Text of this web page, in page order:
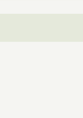
Winter, Jonas
i Uganda.